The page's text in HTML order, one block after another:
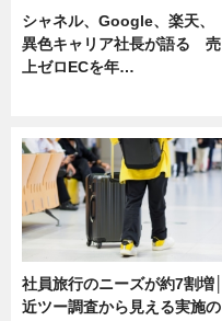
シャネル、Google、楽天、
異色キャリア社長が語る 売
上ゼロECを年…
社員旅行のニーズが約7割増│
近ツー調査から見える実施の